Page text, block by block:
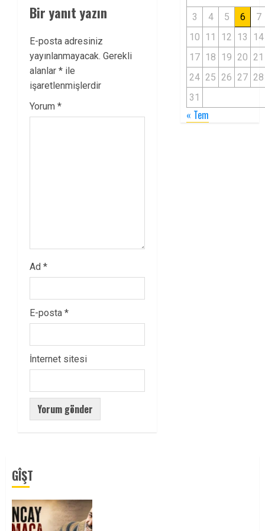
Bir yanıt yazın
E-posta adresiniz
yayınlanmayacak. Gerekli
alanlar * ile
işaretlenmişlerdir
Yorum *
Ad *
E-posta *
İnternet sitesi
3 4 5 6
7
10 11 12 13
14
17 18 19 20 21
24 25 26 27 28
31
« Tem
GÎŞT